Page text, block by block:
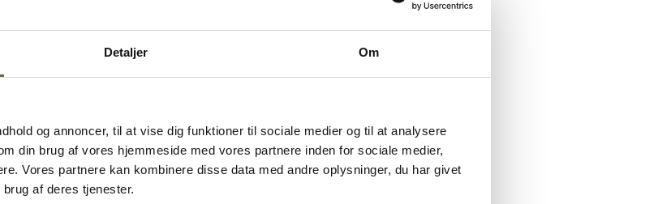
Detaljer Om
og annoncer, til at vise dig funktioner til sociale medier og til at analysere
din brug af vores hjemmeside med vores partnere inden for sociale medier,
Vores partnere kan kombinere disse data med andre oplysninger, du har givet
af deres tjenester.